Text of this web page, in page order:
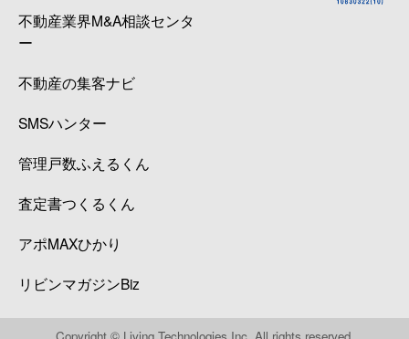
不動産業界M&A相談センタ
ー
不動産の集客ナビ
SMSハンター
管理戸数ふえるくん
査定書つくるくん
アポMAXひかり
リビンマガジンBiz